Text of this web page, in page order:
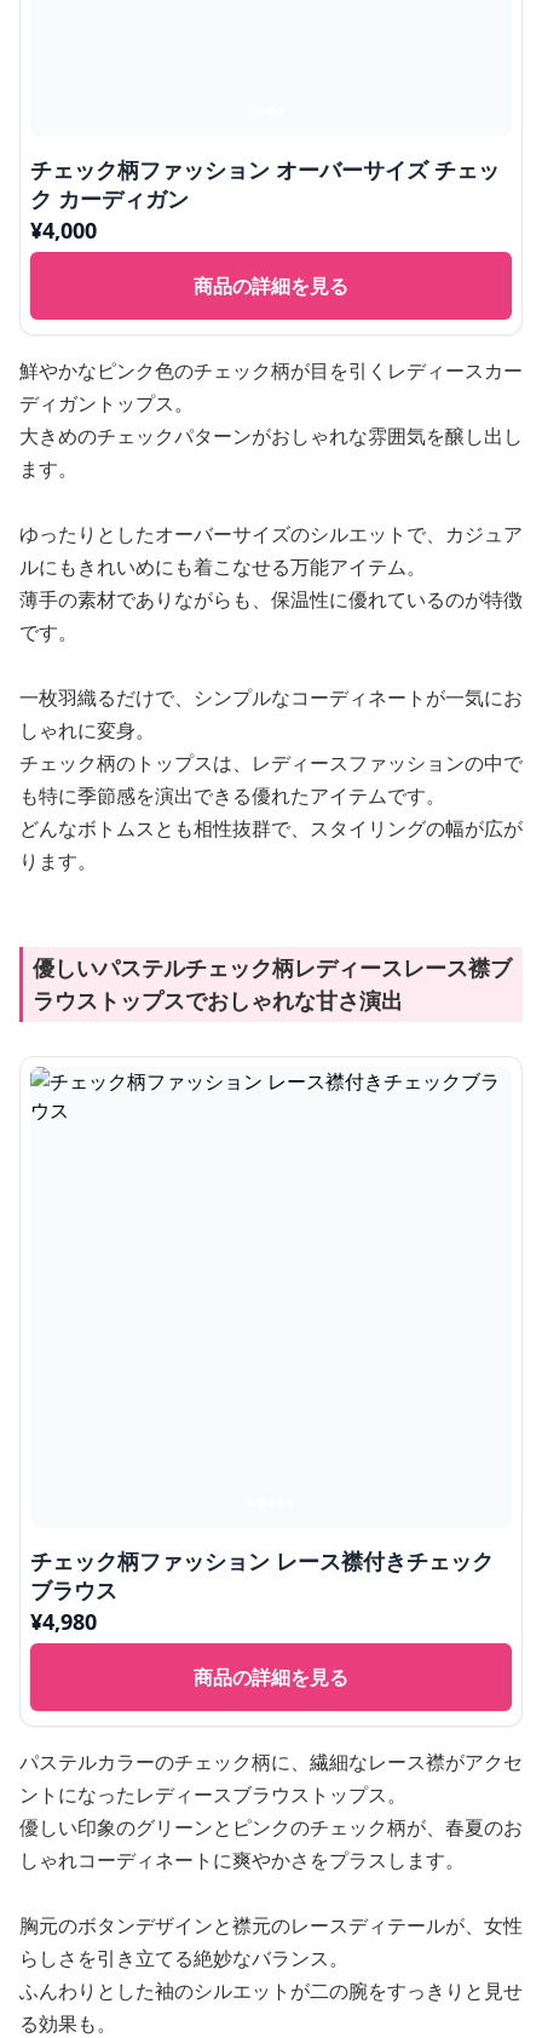
チェック柄ファッション オーバーサイズ チェッ
ク カーディガン
¥4,000
商品の詳細を見る
鮮やかなピンク色のチェック柄が目を引くレディースカー
ディガントップス。
大きめのチェックパターンがおしゃれな雰囲気を醸し出し
ます。
ゆったりとしたオーバーサイズのシルエットで、カジュア
ルにもきれいめにも着こなせる万能アイテム。
薄手の素材でありながらも、保温性に優れているのが特徴
です。
一枚羽織るだけで、シンプルなコーディネートが一気にお
しゃれに変身。
チェック柄のトップスは、レディースファッションの中で
も特に季節感を演出できる優れたアイテムです。
どんなボトムスとも相性抜群で、スタイリングの幅が広が
ります。
優しいパステルチェック柄レディースレース襟ブ
ラウストップスでおしゃれな甘さ演出
チェック柄ファッション レース襟付きチェック
ブラウス
¥4,980
商品の詳細を見る
パステルカラーのチェック柄に、繊細なレース襟がアクセ
ントになったレディースブラウストップス。
優しい印象のグリーンとピンクのチェック柄が、春夏のお
しゃれコーディネートに爽やかさをプラスします。
胸元のボタンデザインと襟元のレースディテールが、女性
らしさを引き立てる絶妙なバランス。
ふんわりとした袖のシルエットが二の腕をすっきりと見せ
る効果も。